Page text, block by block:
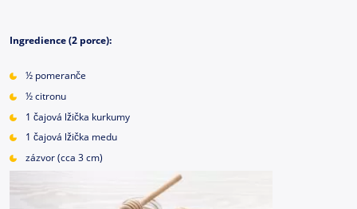
Ingredience (2 porce):
½ pomeranče
½ citronu
1 čajová lžička kurkumy
1 čajová lžička medu
zázvor (cca 3 cm)